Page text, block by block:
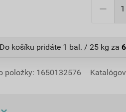
Do košíku pridáte 1 bal. / 25 kg za
položky: 1650132576